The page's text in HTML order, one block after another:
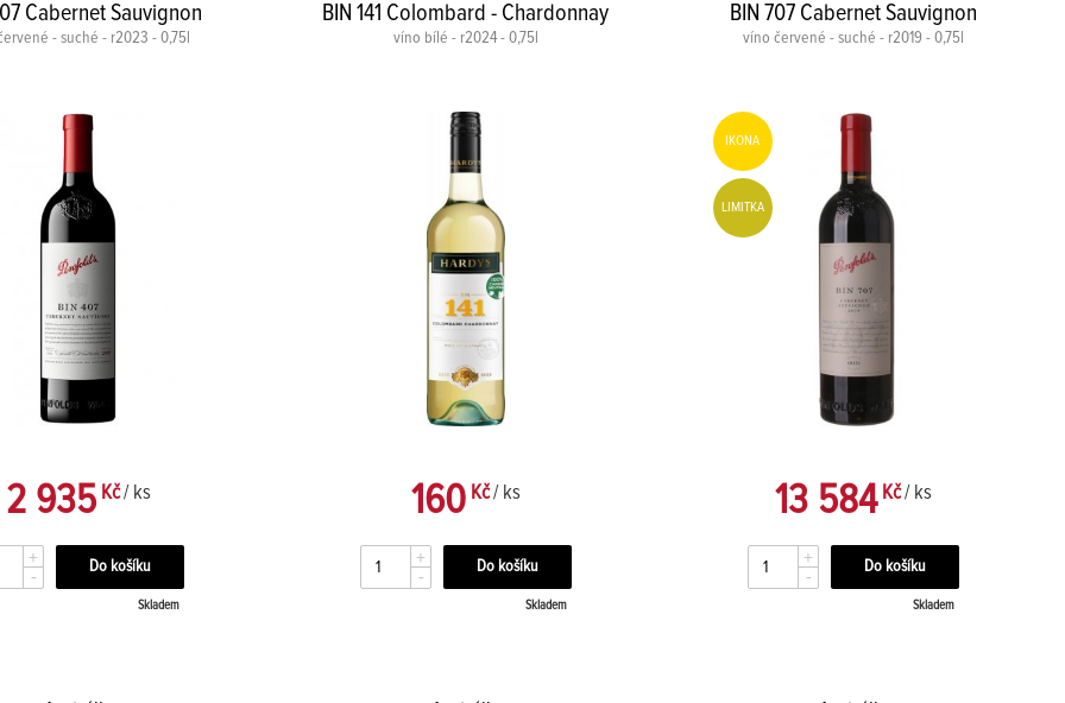
Cabernet Sauvignon
- suché - r2023 - 0,75l
2 935Kč/ ks
+
-
Skladem
BIN 141 Colombard - Chardonnay
víno bílé - r2024 - 0,75l
160Kč/ ks
+
-
Skladem
BIN 707 Cabernet Sauvignon
víno červené - suché - r2019 - 0,75l
IKONA
LIMITKA
13 584 Kč/ ks
+
-
Skladem